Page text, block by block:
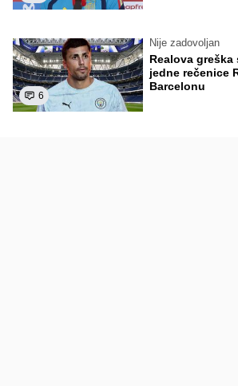
6
Nije zadovoljan
Realova
jedne rečenice
Barcelonu